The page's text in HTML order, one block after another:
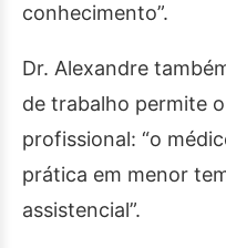
conhecimento”.
Dr. Alexandre
de trabalho permite
profissional: “o
prática em menor
assistencial”.